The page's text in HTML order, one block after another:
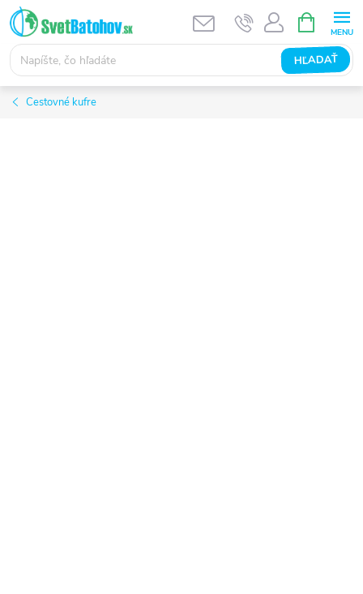
Prejsť
na
obsah
HĽADAŤ
KOŠÍK
Cestovné kufre